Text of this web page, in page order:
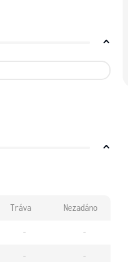
Tráva Nezadáno
- -
- -